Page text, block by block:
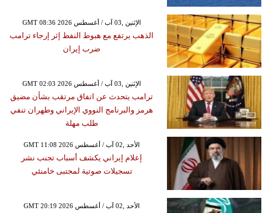
GMT 08:36 2026 الإثنين ,03 آب / أغسطس
الذهب يرتفع مع هبوط النفط إثر إرجاء ترامب
ضرب إيران
GMT 02:03 2026 الإثنين ,03 آب / أغسطس
ترامب يتحدث عن اتفاق مرتقب بشأن مضيق
هرمز والبرنامج النووي الإيراني وطهران تنفي
طلب مهلة
GMT 11:08 2026 الأحد ,02 آب / أغسطس
إعلام إيراني يكشف أسباب تجنب نشر
تسجيلات صوتية لمجتبى خامنئي
GMT 20:19 2026 الأحد ,02 آب / أغسطس